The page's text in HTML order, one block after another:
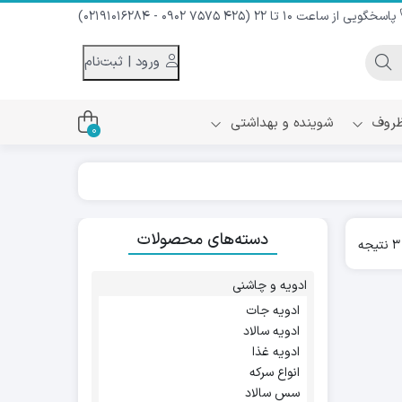
پاسخگویی از ساعت 10 تا 22 (425 7575 0902 - 02191016284)
سرد
شوینده و بهداشتی 0
Sorted
popularity
دسته‌های محصولات
ادویه و چاشنی
ادویه جات
ادویه سالاد
ادویه غذا
انواع سرکه
سس سالاد